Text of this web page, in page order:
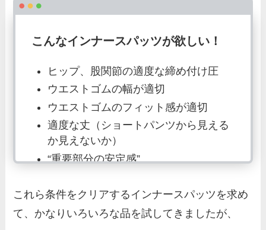
こんなインナースパッツが欲しい！
ヒップ、股関節の適度な締め付け圧
ウエストゴムの幅が適切
ウエストゴムのフィット感が適切
適度な丈（ショートパンツから見える
か見えないか）
“重要部分の安定感”
これら条件をクリアするインナースパッツを求め
て、かなりいろいろな品を試してきましたが、